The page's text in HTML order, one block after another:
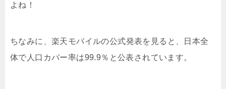
よね！
ちなみに、楽天モバイルの公式発表を見ると、日本全
体で人口カバー率は99.9％と公表されています。